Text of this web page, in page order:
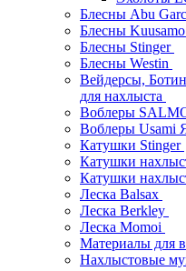
Блесны Abu
Блесны
Блесны Stinger
Блесны Westin
Вейдерсы,
для нахлыста
Воблеры
Воблеры Usami
Катушки Stinger
Катушки
Катушки
Леска Balsax
Леска Berkley
Леска Momoi
Материалы для
Нахлыстовые